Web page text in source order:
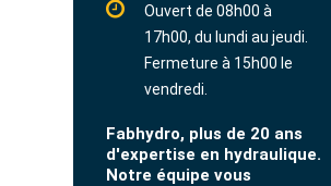
Ouvert de 08h00 à
17h00, du lundi au jeudi.
Fermeture à 15h00 le
vendredi.
Fabhydro, plus de 20 ans
d'expertise en hydraulique.
Notre équipe vous